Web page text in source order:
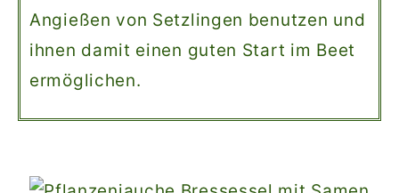
Angießen von Setzlingen benutzen und
ihnen damit einen guten Start im Beet
ermöglichen.